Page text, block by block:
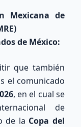
de Antenas
Mexicana de
de México:
que también
el comunicado
, en el cual se
de
de la Copa del